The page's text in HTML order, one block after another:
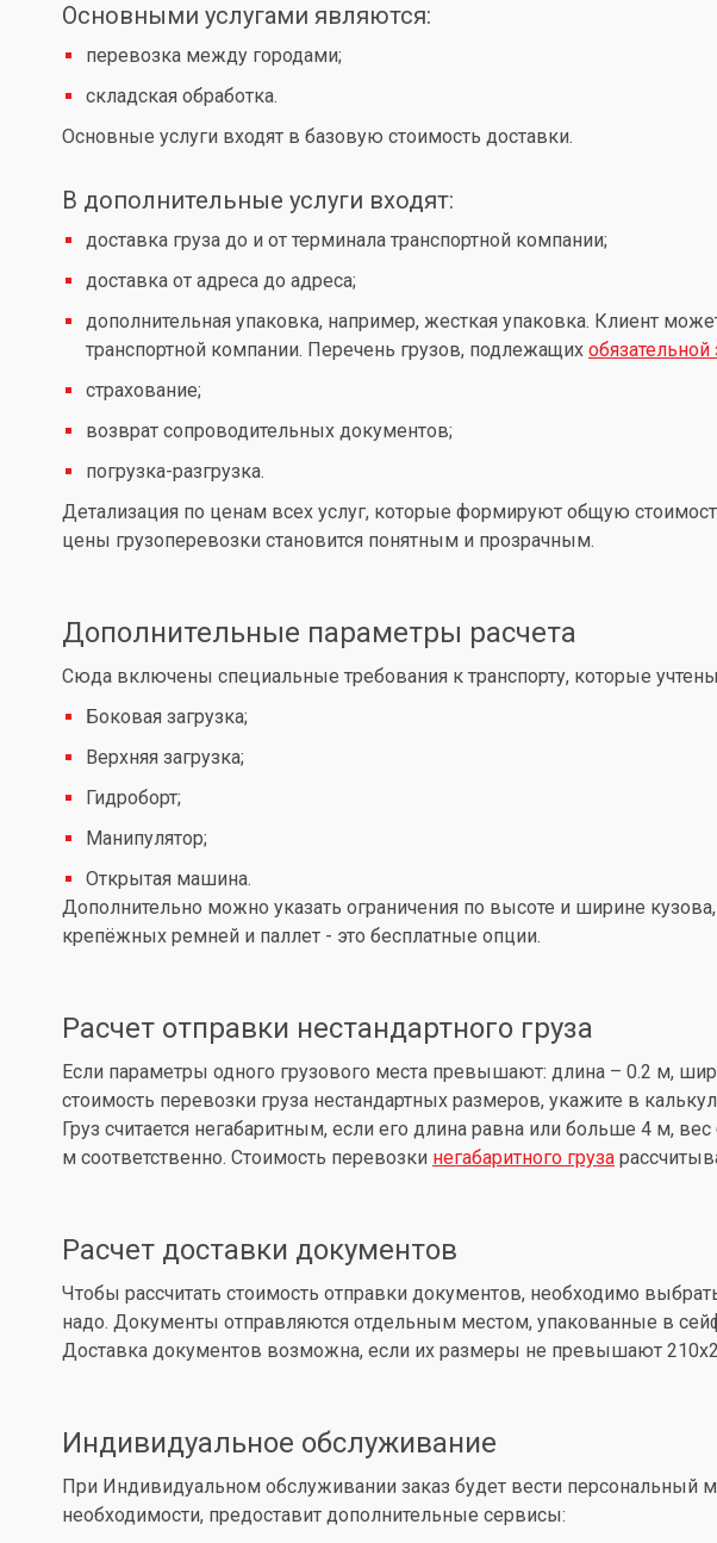
Основными услугами являются:
перевозка между городами;
складская обработка.
Основные услуги входят в базовую стоимость доставки.
В дополнительные услуги входят:
доставка груза до и от терминала транспортной компании;
доставка от адреса до адреса;
дополнительная упаковка, например, жесткая упаковка. Клиент
транспортной компании. Перечень грузов, подлежащих
страхование;
возврат сопроводительных документов;
погрузка-разгрузка.
Детализация по ценам всех услуг, которые формируют общую
цены грузоперевозки становится понятным и прозрачным.
Дополнительные параметры расчета
Сюда включены специальные требования к транспорту, которые
Боковая загрузка;
Верхняя загрузка;
Гидроборт;
Манипулятор;
Открытая машина.
Дополнительно можно указать ограничения по высоте и ширине
крепёжных ремней и паллет - это бесплатные опции.
Расчет отправки нестандартного груза
Если параметры одного грузового места превышают: длина – 0.2 м,
стоимость перевозки груза нестандартных размеров, укажите в
Груз считается негабаритным, если его длина равна или больше 4 м,
м соответственно. Стоимость перевозки негабаритного груза
Расчет доставки документов
Чтобы рассчитать стоимость отправки документов, необходимо
надо. Документы отправляются отдельным местом, упакованные в
Доставка документов возможна, если их размеры не превышают
Индивидуальное обслуживание
При Индивидуальном обслуживании заказ будет вести персональный
необходимости, предоставит дополнительные сервисы: